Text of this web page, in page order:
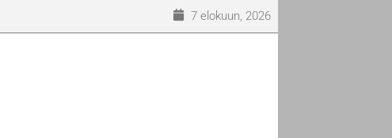
7 elokuun, 2026